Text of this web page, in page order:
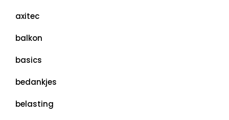
axitec
balkon
basics
bedankjes
belasting